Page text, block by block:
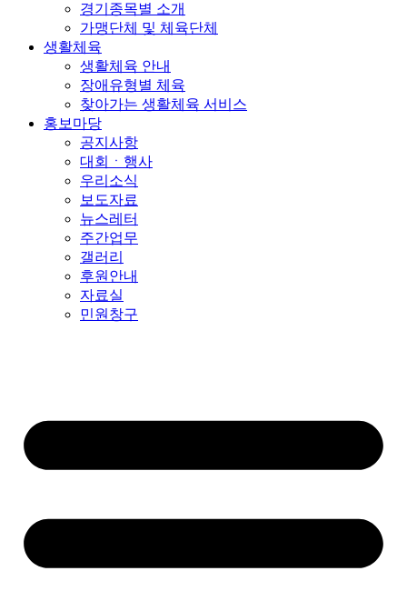
경기종목별 소개
가맹단체 및 체육단체
생활체육
생활체육 안내
장애유형별 체육
찾아가는 생활체육 서비스
홍보마당
공지사항
대회ㆍ행사
우리소식
보도자료
뉴스레터
주간업무
갤러리
후원안내
자료실
민원창구